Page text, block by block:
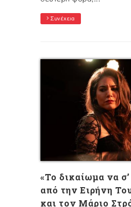
Συνέχεια
«Το δικαίωμα να
από την Ειρήνη
και τον Μάριο